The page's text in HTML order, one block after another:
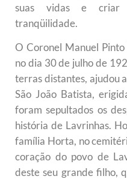
suas vidas e criar
tranqüilidade.
O Coronel Manuel
no dia 30 de julho de
terras distantes, ajudou
São João Batista,
foram sepultados os
história de Lavrinhas.
família Horta, no
coração do povo de
deste seu grande filho,